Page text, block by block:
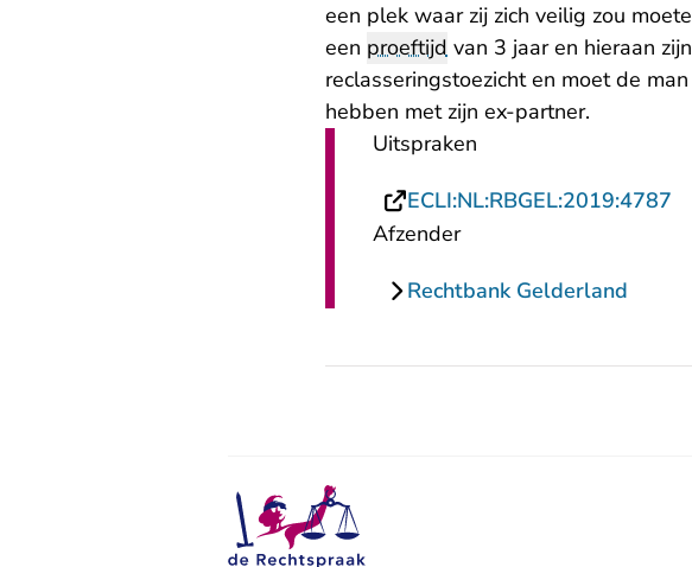
een plek waar zij zich veilig zou
een proeftijd van 3 jaar en hieraan
reclasseringstoezicht en moet de
hebben met zijn ex-partner.
Uitspraken
ECLI:NL:RBGEL:2019:4787
Afzender
Rechtbank Gelderland